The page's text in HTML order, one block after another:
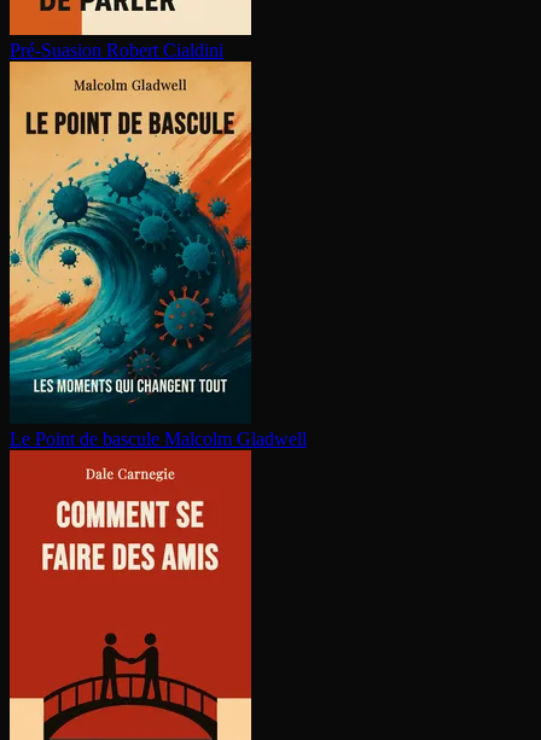
Pré-Suasion Robert Cialdini
Le Point de bascule Malcolm Gladwell